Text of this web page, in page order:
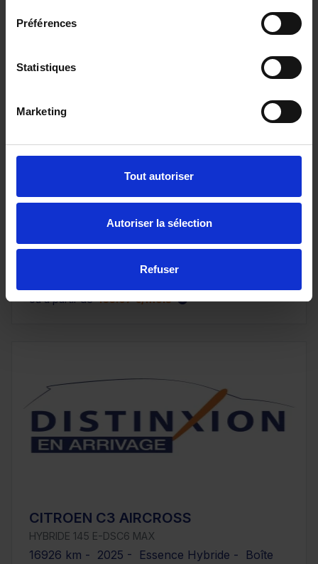
Préférences
Statistiques
Marketing
Tout autoriser
Autoriser la sélection
Refuser
NISSAN QASHQAI
22373 km - 2025 - Essence - Boîte auto
ou à partir de435.07 €/mois
CITROEN C3 AIRCROSS
HYBRIDE 145 E-DSC6 MAX
16926 km - 2025 - Essence Hybride - Boîte